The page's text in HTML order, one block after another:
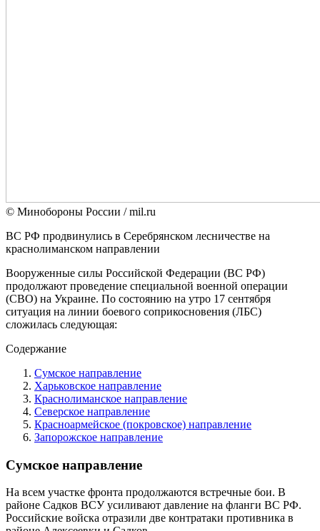
© Минобороны России / mil.ru
ВС РФ продвинулись в Серебрянском лесничестве на
краснолиманском направлении
Вооруженные силы Российской Федерации (ВС РФ)
продолжают проведение специальной военной операции
(СВО) на Украине. По состоянию на утро 17 сентября
ситуация на линии боевого соприкосновения (ЛБС)
сложилась следующая:
Содержание
Сумское направление
Харьковское направление
Краснолиманское направление
Северское направление
Красноармейское (покровское) направление
Запорожское направление
Сумское направление
На всем участке фронта продолжаются встречные бои. В
районе Садков ВСУ усиливают давление на фланги ВС РФ.
Российские войска отразили две контратаки противника в